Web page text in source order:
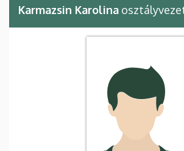
Karmazsin Karolina